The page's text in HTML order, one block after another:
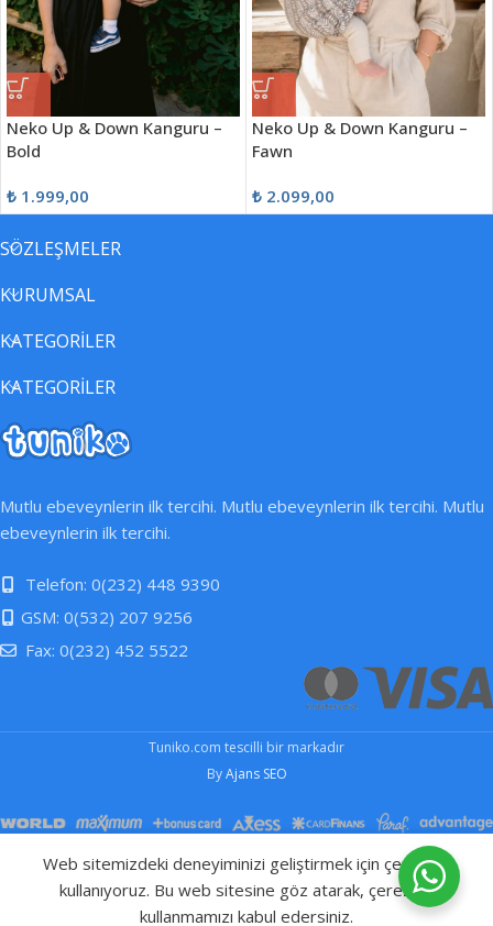
Neko Up & Down Kanguru –
Bold
₺ 1.999,00
Neko Up & Down Kanguru –
Fawn
₺ 2.099,00
SÖZLEŞMELER
KURUMSAL
KATEGORİLER
KATEGORİLER
Mutlu ebeveynlerin ilk tercihi. Mutlu ebeveynlerin ilk tercihi. Mutlu
ebeveynlerin ilk tercihi.
Telefon: 0(232) 448 9390
GSM: 0(532) 207 9256
Fax: 0(232) 452 5522
Tuniko.com tescilli bir markadır
ByAjans SEO
Web sitemizdeki deneyiminizi geliştirmek için çerezleri
kullanıyoruz. Bu web sitesine göz atarak, çerezleri
kullanmamızı kabul edersiniz.
Neko Up &
Down
Kanguru –
₺1.999,00 SEPETE